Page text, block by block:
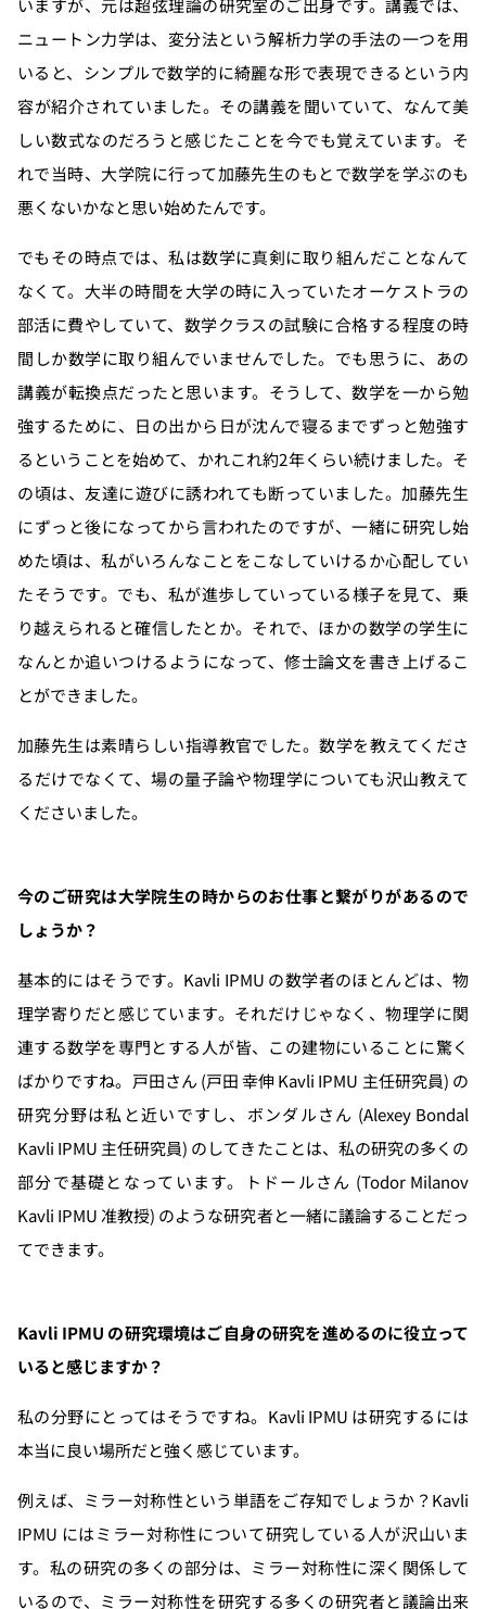
いますが、元は超弦理論の研究室のご出身です。講義では、
ニュートン力学は、変分法という解析力学の手法の一つを用
いると、シンプルで数学的に綺麗な形で表現できるという内
容が紹介されていました。その講義を聞いていて、なんて美
しい数式なのだろうと感じたことを今でも覚えています。そ
れで当時、大学院に行って加藤先生のもとで数学を学ぶのも
悪くないかなと思い始めたんです。
でもその時点では、私は数学に真剣に取り組んだことなんて
なくて。大半の時間を大学の時に入っていたオーケストラの
部活に費やしていて、数学クラスの試験に合格する程度の時
間しか数学に取り組んでいませんでした。でも思うに、あの
講義が転換点だったと思います。そうして、数学を一から勉
強するために、日の出から日が沈んで寝るまでずっと勉強す
るということを始めて、かれこれ約2年くらい続けました。そ
の頃は、友達に遊びに誘われても断っていました。加藤先生
にずっと後になってから言われたのですが、一緒に研究し始
めた頃は、私がいろんなことをこなしていけるか心配してい
たそうです。でも、私が進歩していっている様子を見て、乗
り越えられると確信したとか。それで、ほかの数学の学生に
なんとか追いつけるようになって、修士論文を書き上げるこ
とができました。
加藤先生は素晴らしい指導教官でした。数学を教えてくださ
るだけでなくて、場の量子論や物理学についても沢山教えて
くださいました。
今のご研究は大学院生の時からのお仕事と繋がりがあるので
しょうか？
基本的にはそうです。Kavli IPMU の数学者のほとんどは、物
理学寄りだと感じています。それだけじゃなく、物理学に関
連する数学を専門とする人が皆、この建物にいることに驚く
ばかりですね。戸田さん (戸田 幸伸 Kavli IPMU 主任研究員) の
研究分野は私と近いですし、ボンダルさん (Alexey Bondal
Kavli IPMU 主任研究員) のしてきたことは、私の研究の多くの
部分で基礎となっています。トドールさん (Todor Milanov
Kavli IPMU 准教授) のような研究者と一緒に議論することだっ
てできます。
Kavli IPMU の研究環境はご自身の研究を進めるのに役立って
いると感じますか？
私の分野にとってはそうですね。Kavli IPMU は研究するには
本当に良い場所だと強く感じています。
例えば、ミラー対称性という単語をご存知でしょうか？Kavli
IPMU にはミラー対称性について研究している人が沢山いま
す。私の研究の多くの部分は、ミラー対称性に深く関係して
いるので、ミラー対称性を研究する多くの研究者と議論出来